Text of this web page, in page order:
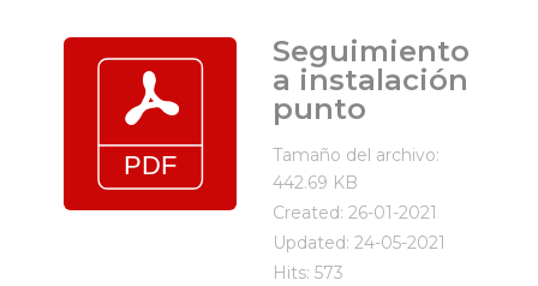
Seguimiento
a instalación
punto
Tamaño del archivo:
442.69 KB
Created: 26-01-2021
Updated: 24-05-2021
Hits: 573